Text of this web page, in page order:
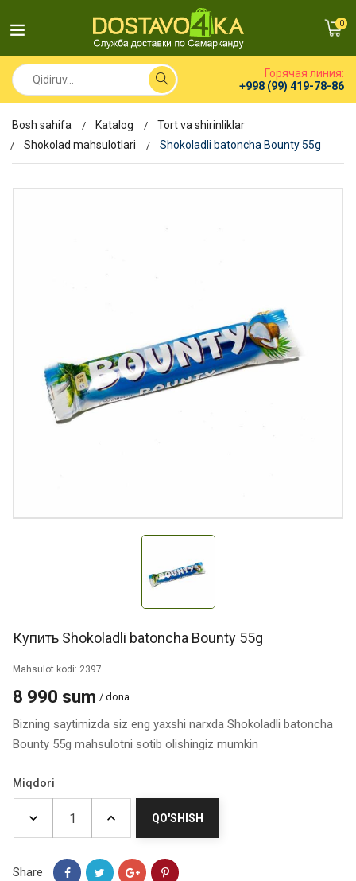
0
Горячая линия:
+998 (99) 419-78-86
Bosh sahifa Katalog
Tort va shirinliklar
Shokolad mahsulotlari
Shokoladli batoncha Bounty 55g
Купить Shokoladli batoncha Bounty 55g
Mahsulot kodi: 2397
8 990 sum / dona
Bizning saytimizda siz eng yaxshi narxda Shokoladli batoncha
Bounty 55g mahsulotni sotib olishingiz mumkin
Miqdori
QO'SHISH
Share